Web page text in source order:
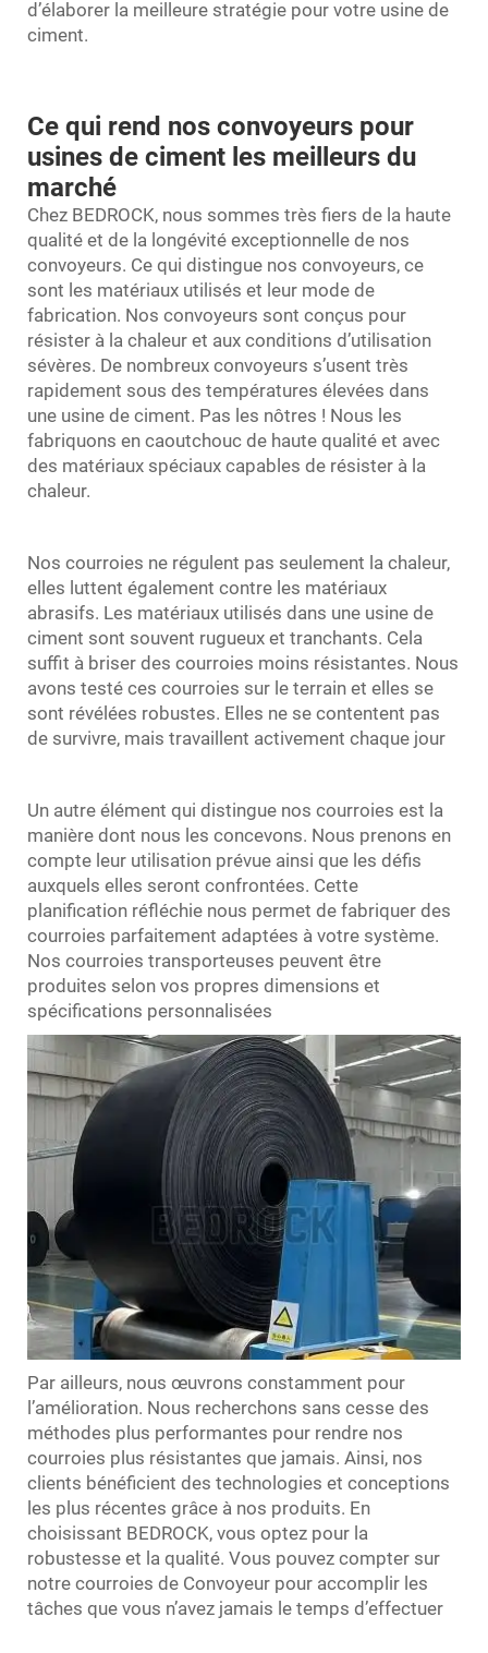
d’élaborer la meilleure stratégie pour votre usine de
ciment.
Ce qui rend nos convoyeurs pour
usines de ciment les meilleurs du
marché
Chez BEDROCK, nous sommes très fiers de la haute
qualité et de la longévité exceptionnelle de nos
convoyeurs. Ce qui distingue nos convoyeurs, ce
sont les matériaux utilisés et leur mode de
fabrication. Nos convoyeurs sont conçus pour
résister à la chaleur et aux conditions d’utilisation
sévères. De nombreux convoyeurs s’usent très
rapidement sous des températures élevées dans
une usine de ciment. Pas les nôtres ! Nous les
fabriquons en caoutchouc de haute qualité et avec
des matériaux spéciaux capables de résister à la
chaleur.
Nos courroies ne régulent pas seulement la chaleur,
elles luttent également contre les matériaux
abrasifs. Les matériaux utilisés dans une usine de
ciment sont souvent rugueux et tranchants. Cela
suffit à briser des courroies moins résistantes. Nous
avons testé ces courroies sur le terrain et elles se
sont révélées robustes. Elles ne se contentent pas
de survivre, mais travaillent activement chaque jour
Un autre élément qui distingue nos courroies est la
manière dont nous les concevons. Nous prenons en
compte leur utilisation prévue ainsi que les défis
auxquels elles seront confrontées. Cette
planification réfléchie nous permet de fabriquer des
courroies parfaitement adaptées à votre système.
Nos courroies transporteuses peuvent être
produites selon vos propres dimensions et
spécifications personnalisées
Par ailleurs, nous œuvrons constamment pour
l’amélioration. Nous recherchons sans cesse des
méthodes plus performantes pour rendre nos
courroies plus résistantes que jamais. Ainsi, nos
clients bénéficient des technologies et conceptions
les plus récentes grâce à nos produits. En
choisissant BEDROCK, vous optez pour la
robustesse et la qualité. Vous pouvez compter sur
notre courroies de Convoyeur pour accomplir les
tâches que vous n’avez jamais le temps d’effectuer